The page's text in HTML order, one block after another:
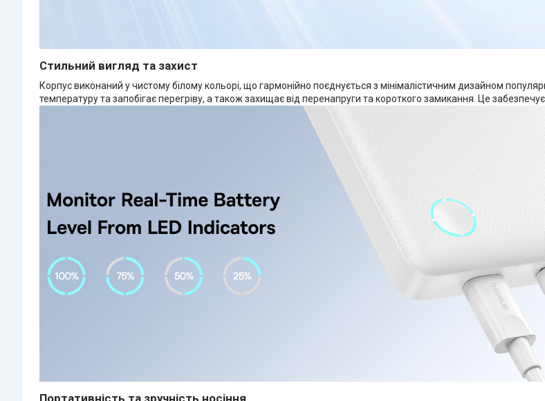
Стильний вигляд та захист
Корпус виконаний у чистому білому кольорі, що гармонійно поєднується з мінімалістичним дизайном
температуру та запобігає перегріву, а також захищає від перенапруги та короткого замикання. Це
Портативність та зручність носіння